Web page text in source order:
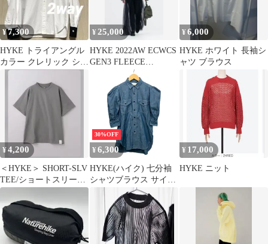
¥7,300
HYKE トライアングル
カラー クレリック シャ
ツ ハイク 2
¥ 25,000
HYKE 2022AW ECWCS
GEN3 FLEECE
¥6,000
HYKE ホワイト 長袖シ
ャツ ブラウス
¥4,200
＜HYKE＞ SHORT-SLV
TEE/ショートスリーブ
Tシャツ
30%OFF
¥ 6,300
HYKE(ハイク) 七分袖
シャツブラウス サイズ
1 SMALL レディース -
ブルー ロング丈
¥ 17,000
HYKE ニット